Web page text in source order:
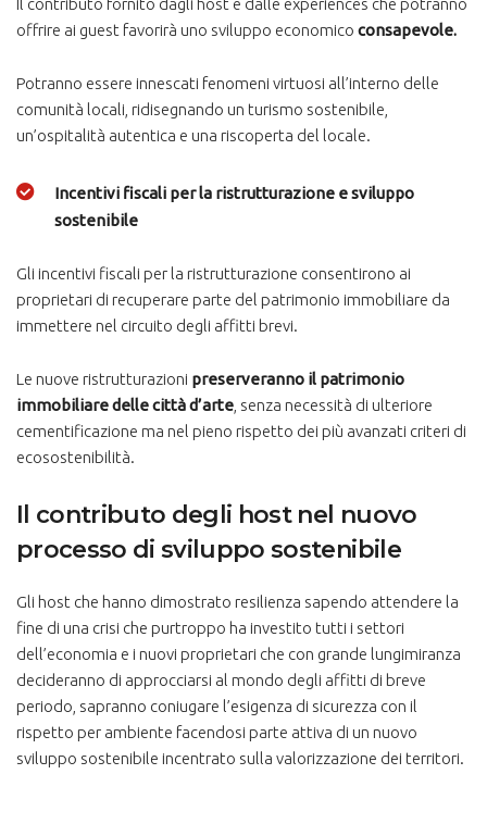
Il contributo fornito dagli host e dalle experiences che potranno
offrire ai guest favorirà uno sviluppo economico consapevole.
Potranno essere innescati fenomeni virtuosi all’interno delle
comunità locali, ridisegnando un turismo sostenibile,
un’ospitalità autentica e una riscoperta del locale.
Incentivi fiscali per la ristrutturazione e sviluppo
sostenibile
Gli incentivi fiscali per la ristrutturazione consentirono ai
proprietari di recuperare parte del patrimonio immobiliare da
immettere nel circuito degli affitti brevi.
Le nuove ristrutturazioni preserveranno il patrimonio
immobiliare dellecittà d’arte , senza necessità di ulteriore
cementificazione ma nel pieno rispetto dei più avanzati criteri di
ecosostenibilità.
Il contributo degli host nel nuovo
processo di sviluppo sostenibile
Gli host che hanno dimostrato resilienza sapendo attendere la
fine di una crisi che purtroppo ha investito tutti i settori
dell’economia e i nuovi proprietari che con grande lungimiranza
decideranno di approcciarsi al mondo degli affitti di breve
periodo, sapranno coniugare l’esigenza di sicurezza con il
rispetto per ambiente facendosi parte attiva di un nuovo
sviluppo sostenibile incentrato sulla valorizzazione dei territori.